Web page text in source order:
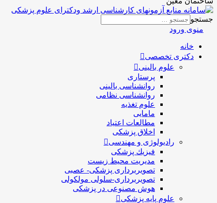
جستجو
منوی ورود
خانه
دکتری تخصصی
علوم بالینی
پرستاری
روانشناسی بالینی
روانشناسی نظامی
علوم تغذیه
مامایی
مطالعات اعتیاد
اخلاق پزشکی
رادیولوژی و مهندسی
فيزيك پزشکی
مدیریت محیط زیست
تصویربرداری پزشکی- عصبی
تصویربرداری-سلولی مولکولی
هوش مصنوعی در پزشکی
علوم پایه پزشکی